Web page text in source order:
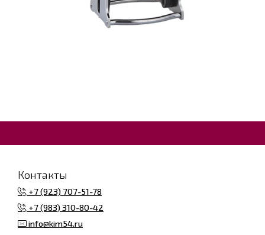
Контакты
+7 (923) 707-51-78
+7 (983) 310-80-42
info@kim54.ru